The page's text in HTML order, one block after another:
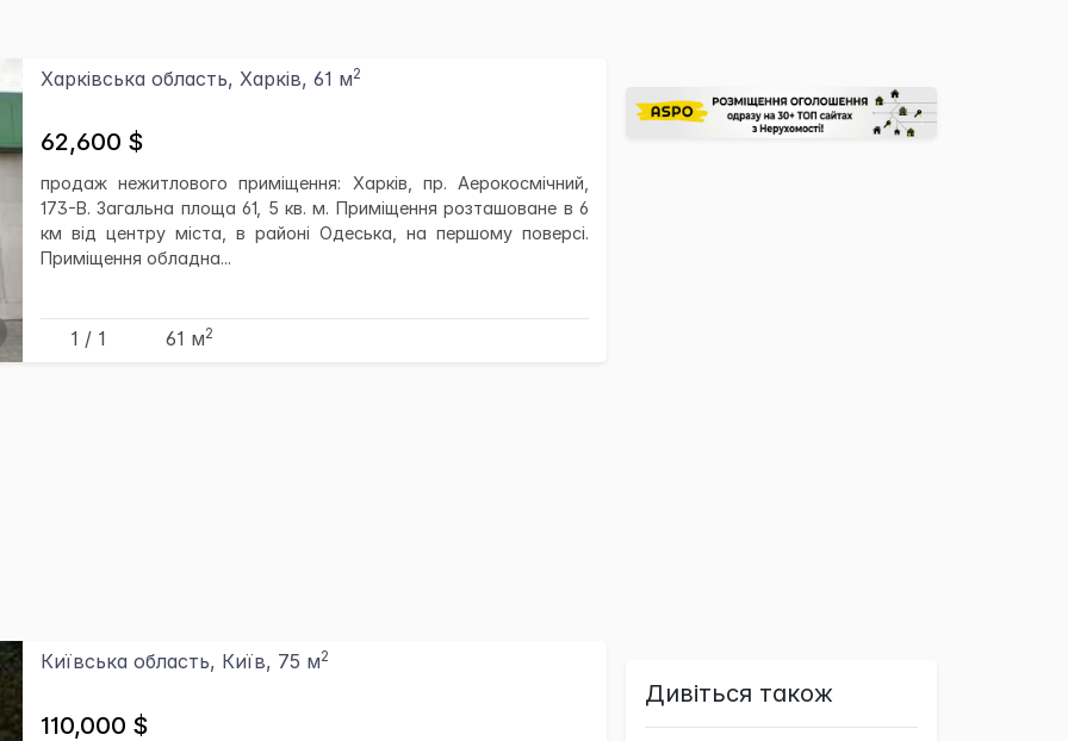
Харківська область, Харків, 61 м2
62,600 $
продаж нежитлового приміщення: Харків, пр. Аерокосмічний,
173-В. Загальна площа 61, 5 кв. м. Приміщення розташоване в 6
км від центру міста, в районі Одеська, на першому поверсі.
Приміщення обладна...
1 / 1 61 м2
Київська область, Київ, 75 м2
110,000 $
Дивіться також